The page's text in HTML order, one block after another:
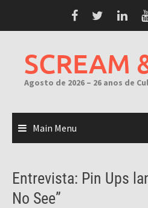
SCREAM
Agosto de 2026 – 26 anos de
Main Menu
Entrevista: Pin Ups
No See”